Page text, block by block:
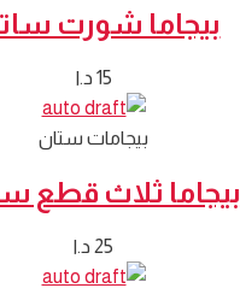
بيجاما شورت
15 د.ا
بيجامات ستان
بيجاما ثلاث قطع
25 د.ا